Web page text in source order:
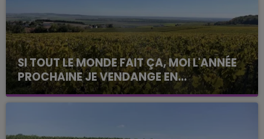
SI TOUT LE MONDE FAIT ÇA, MOI L'ANNÉE
PROCHAINE JE VENDANGE EN...
La vendange en Champagne a débuté ce jeudi 6
août dans la commune de Montgueux (Aube). Du